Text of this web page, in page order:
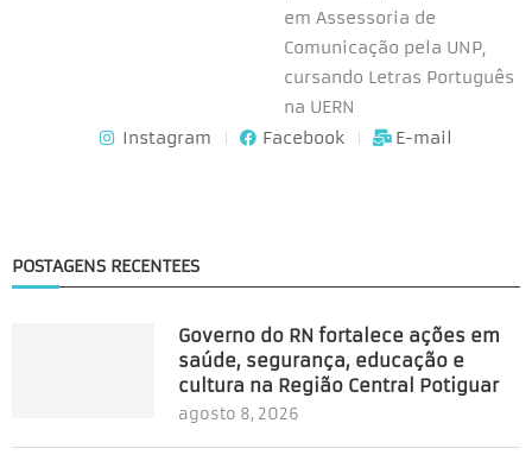
em Assessoria de
Comunicação pela UNP,
cursando Letras Português
na UERN
Instagram
Facebook E-mail
POSTAGENS RECENTEES
Governo do RN fortalece ações em
saúde, segurança, educação e
cultura na Região Central Potiguar
agosto 8, 2026